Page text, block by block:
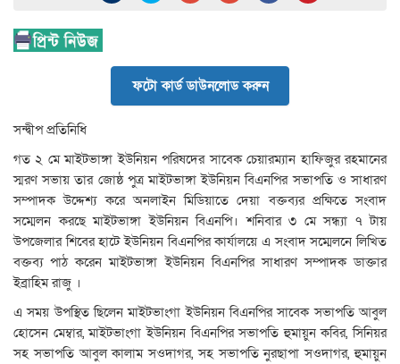
ফটো কার্ড ডাউনলোড করুন
সন্দ্বীপ প্রতিনিধি
গত ২ মে মাইটভাঙ্গা ইউনিয়ন পরিষদের সাবেক চেয়ারম্যান হাফিজুর রহমানের
স্মরণ সভায় তার জোষ্ঠ পুত্র মাইটভাঙ্গা ইউনিয়ন বিএনপির সভাপতি ও সাধারণ
সম্পাদক উদ্দেশ্য করে অনলাইন মিডিয়াতে দেয়া বক্তব্যর প্রক্ষিতে সংবাদ
সম্মেলন করছে মাইটভাঙ্গা ইউনিয়ন বিএনপি। শনিবার ৩ মে সন্ধ্যা ৭ টায়
উপজেলার শিবের হাটে ইউনিয়ন বিএনপির কার্যালয়ে এ সংবাদ সম্মেলনে লিখিত
বক্তব্য পাঠ করেন মাইটভাঙ্গা ইউনিয়ন বিএনপির সাধারণ সম্পাদক ডাক্তার
ইব্রাহিম রাজু ।
এ সময় উপস্থিত ছিলেন মাইটভাংগা ইউনিয়ন বিএনপির সাবেক সভাপতি আবুল
হোসেন মেম্বার, মাইটভাংগা ইউনিয়ন বিএনপির সভাপতি হুমায়ুন কবির, সিনিয়র
সহ সভাপতি আবুল কালাম সওদাগর, সহ সভাপতি নুরছাপা সওদাগর, হুমায়ুন